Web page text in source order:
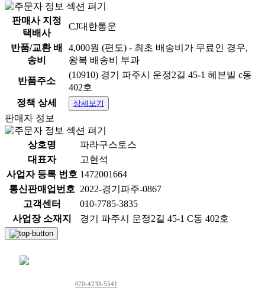
상품 정보고시
항목
1.식품등의표시·광고
에관한법률에 따른 표
시사항
1-1.제품명
1-2.식품의 유형
식품의 유형:상품 상세정보
에 별도 표기
1-3.생산자 및 소재지
(수입품의 경우 생산
자,수입자 및 제조국)
생산자:상품 상세정보에 별
판매사 지정
택배사
CJ대한통운
반품/교환 배
송비
4,000원 (편도) - 최초 배송비가 무료인 경우,
왕복 배송비 부과
반품주소
(10910) 경기 파주시 운정2길 45-1 헤븐빌 c동
402호
정책 상세
상세보기
판매자 정보
상호명
파라구스토스
대표자
고현석
사업자 등록 번호 1472001664
통신판매업번호 2022-경기파주-0867
고객센터
010-7785-3835
사업장 소재지
경기 파주시 운정2길 45-1 C동 402호
070-4233-5541